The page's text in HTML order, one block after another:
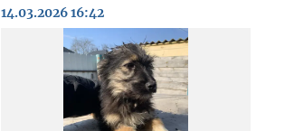
14.03.2026 16:42